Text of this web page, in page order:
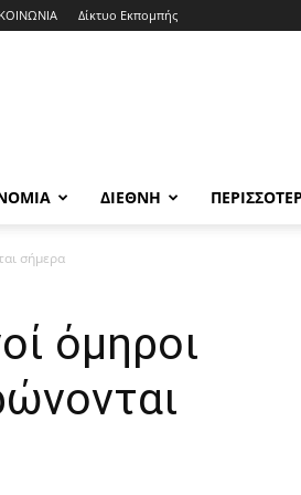
Δίκτυο Εκπομπής
ΔΙΕΘΝΗ
σήμερα
όμηροι